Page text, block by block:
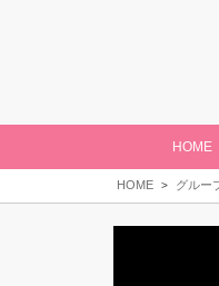
HOME
HOME グルー